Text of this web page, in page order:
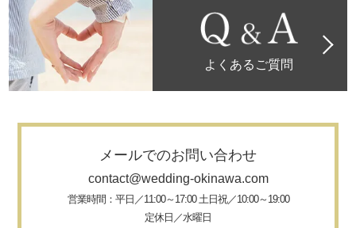
よくあるご質問
メールでのお問い合わせ
contact@wedding-okinawa.com
営業時間：平日／11:00～17:00 土日祝／10:00～19:00
定休日／水曜日